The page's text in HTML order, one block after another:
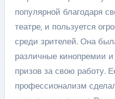
популярной благодаря
театре, и пользуется
среди зрителей. Она
различные кинопремии
призов за свою работу.
профессионализм